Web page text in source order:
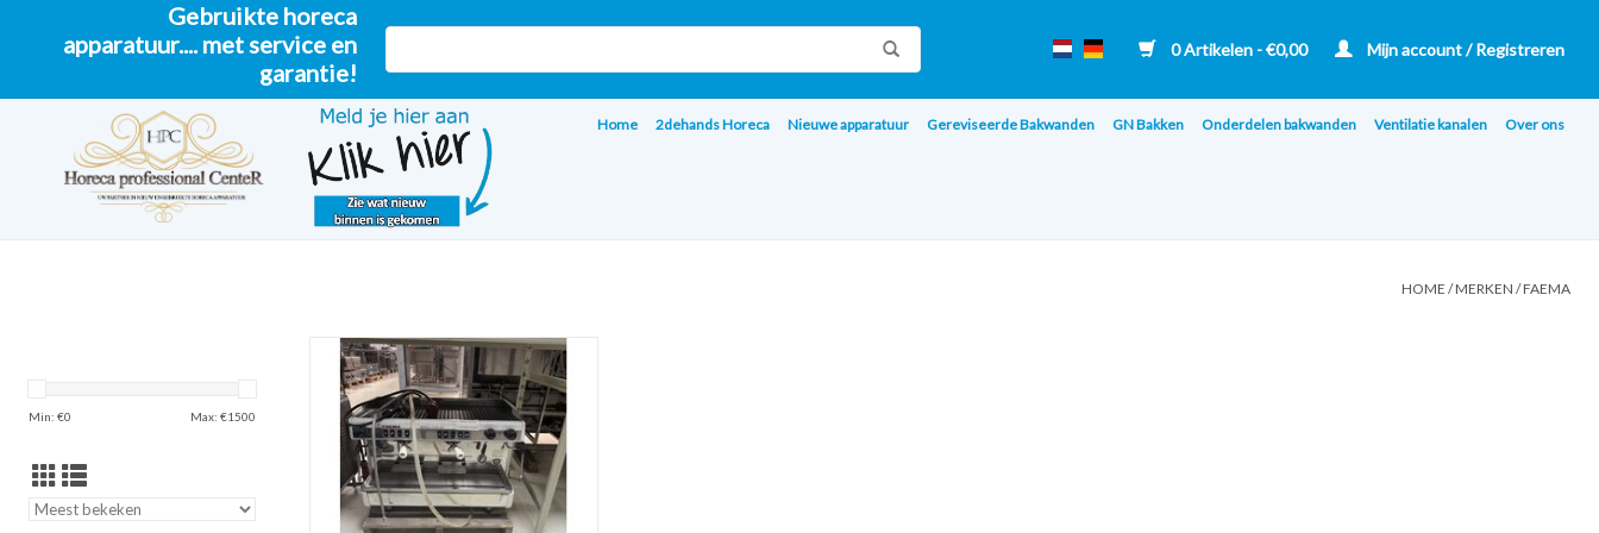
Gebruikte horeca
apparatuur.... met service en
garantie!
0 Artikelen - €0,00 Mijn account / Registreren
Home 2dehands Horeca Nieuwe apparatuur Gereviseerde Bakwanden GN Bakken Onderdelen bakwanden Ventilatie kanalen Over ons
HOME /MERKEN /FAEMA
Min: €0 Max: €1500
Faema E98 UP 2 Groepen wit 2019
professionele 2-groeps automatische
espressomachine
TOEVOEGEN AAN WINKELWAGEN